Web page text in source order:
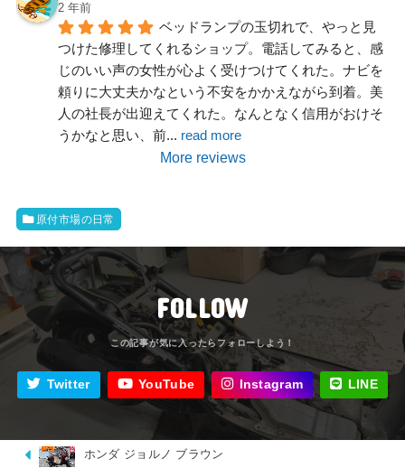
2 年前
ベッドランプの玉切れで、やっと見
つけた修理してくれるショップ。電話してみると、感
じのいい声の女性が心よく受けつけてくれた。ナビを
頼りに大丈夫かなという不安をかかえながら到着。美
人の社長が出迎えてくれた。なんとなく信用がおけそ
うかなと思い、前... read more
More reviews
原付市場の日常
FOLLOW
Twitter YouTube Instagram LINE
ホンダ ジョルノ ブラウン